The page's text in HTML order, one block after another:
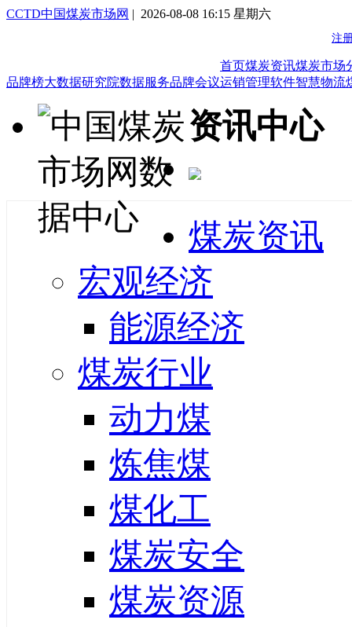
CCTD中国煤炭市场网 | 2026-08-08 16:15 星期六
首页煤炭资讯煤炭市场
品牌榜大数据研究院数据服务品牌会议运销管理软件智慧物流
资讯中心
煤炭资讯
宏观经济
能源经济
煤炭行业
动力煤
炼焦煤
煤化工
煤炭安全
煤炭资源